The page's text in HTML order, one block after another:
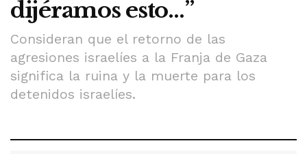
dijéramos esto…”
Consideran que el retorno de las
agresiones israelíes a la Franja de Gaza
significa la ruina y la muerte para los
detenidos israelíes.